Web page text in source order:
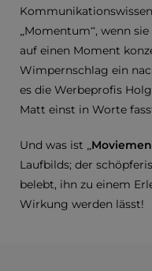
„Momentum“, wenn
auf einen Moment
Wimpernschlag ein
es die Werbeprofis
Matt einst in Worte
Und was ist „
Laufbilds; der
belebt, ihn zu einem
Wirkung werden lässt!